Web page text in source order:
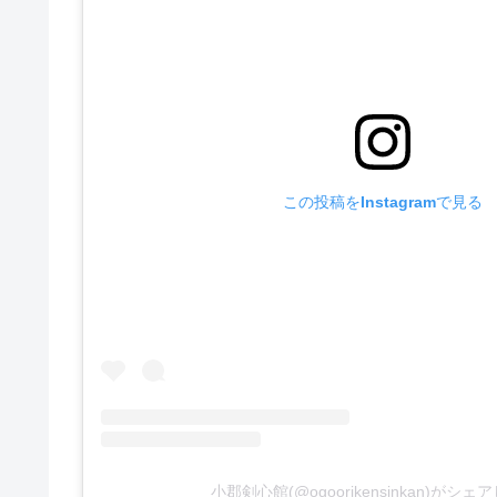
この投稿をInstagramで見る
小郡剣心館(@ogoorikensinkan)がシェア